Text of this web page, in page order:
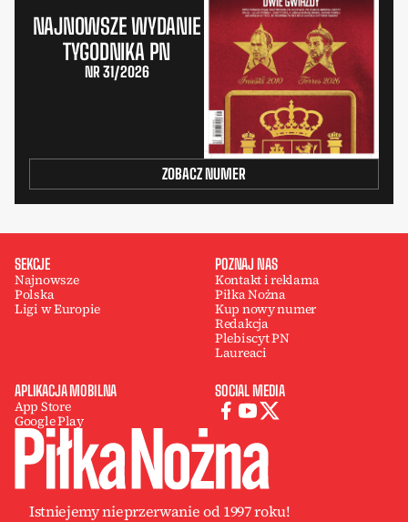
NAJNOWSZE WYDANIE
TYGODNIKA PN
NR 31/2026
ZOBACZ NUMER
SEKCJE
Najnowsze
Polska
Ligi w Europie
POZNAJ NAS
Kontakt i reklama
Piłka Nożna
Kup nowy numer
Redakcja
Plebiscyt PN
Laureaci
APLIKACJA MOBILNA
App Store
Google Play
SOCIAL MEDIA
Istniejemy nieprzerwanie od 1997 roku!